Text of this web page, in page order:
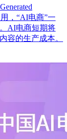
，“AI电商”一
AI电商短期将
容的生产成本。